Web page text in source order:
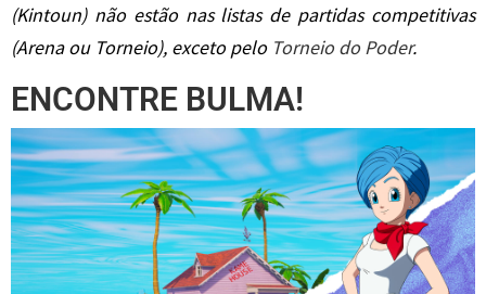
(Kintoun) não estão nas listas de partidas competitivas
(Arena ou Torneio), exceto pelo Torneio do Poder.
ENCONTRE BULMA!